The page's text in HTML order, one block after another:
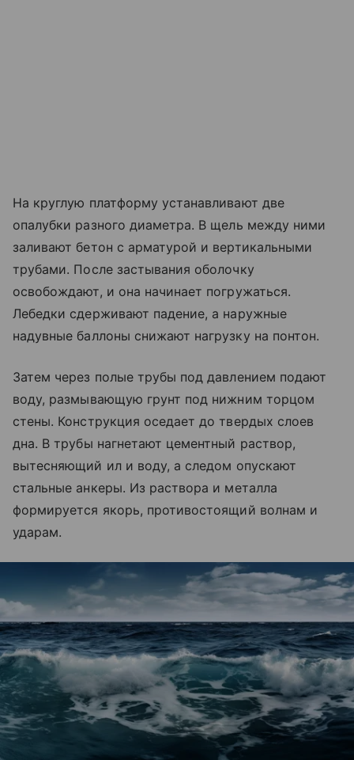
На круглую платформу устанавливают две
опалубки разного диаметра. В щель между ними
заливают бетон с арматурой и вертикальными
трубами. После застывания оболочку
освобождают, и она начинает погружаться.
Лебедки сдерживают падение, а наружные
надувные баллоны снижают нагрузку на понтон.
Затем через полые трубы под давлением подают
воду, размывающую грунт под нижним торцом
стены. Конструкция оседает до твердых слоев
дна. В трубы нагнетают цементный раствор,
вытесняющий ил и воду, а следом опускают
стальные анкеры. Из раствора и металла
формируется якорь, противостоящий волнам и
ударам.